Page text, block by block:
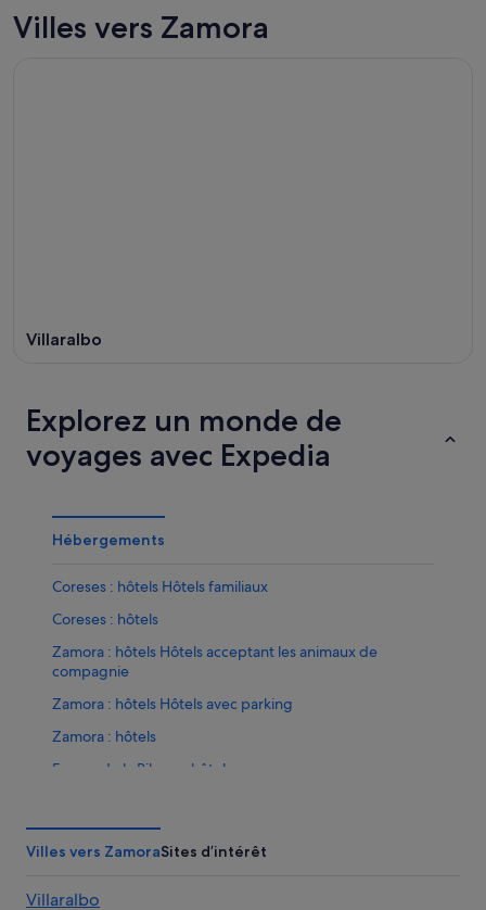
Villes vers Zamora
Villaralbo
Explorez un monde de
voyages avec Expedia
Hébergements
Coreses : hôtels Hôtels familiaux
Coreses : hôtels
Zamora : hôtels Hôtels acceptant les animaux de
compagnie
Zamora : hôtels Hôtels avec parking
Zamora : hôtels
Fresno de la Ribera : hôtels
Muga de Alba : hôtels
Toro : hôtels Hôtels avec piscine
Villes vers ZamoraSites d’intérêt
Villaralbo